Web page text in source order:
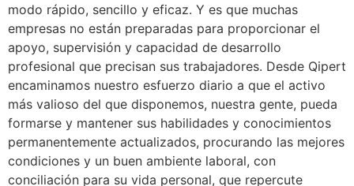
modo rápido, sencillo y eficaz. Y es que muchas
empresas no están preparadas para proporcionar el
apoyo, supervisión y capacidad de desarrollo
profesional que precisan sus trabajadores. Desde Qipert
encaminamos nuestro esfuerzo diario a que el activo
más valioso del que disponemos, nuestra gente, pueda
formarse y mantener sus habilidades y conocimientos
permanentemente actualizados, procurando las mejores
condiciones y un buen ambiente laboral, con
conciliación para su vida personal, que repercute